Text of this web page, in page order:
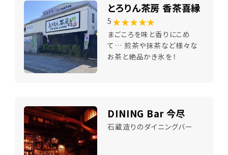
とろりん茶房 香茶喜縁
5 ★★★★★
まごころを味と香りにこめ
て… 煎茶や抹茶など様々な
お茶と絶品かき氷を！
DINING Bar 今尽
石蔵造りのダイニングバー